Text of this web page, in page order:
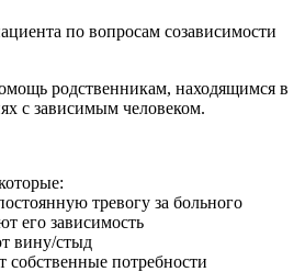
по вопросам созависимости
родственникам, находящимся в
с зависимым человеком.
тревогу за больного
его зависимость
вину/стыд
потребности